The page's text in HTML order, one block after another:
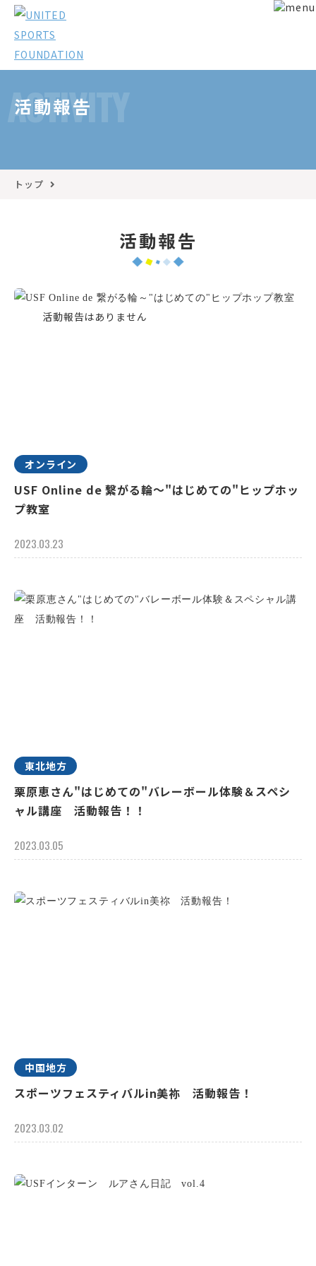
ACTIVITY
活動報告
トップ
活動報告
オンライン
USF Online de 繋がる輪～"はじめての"ヒップホッ
プ教室
2023.03.23
東北地方
栗原恵さん"はじめての"バレーボール体験＆スペシ
ャル講座 活動報告！！
2023.03.05
中国地方
スポーツフェスティバルin美祢 活動報告！
2023.03.02